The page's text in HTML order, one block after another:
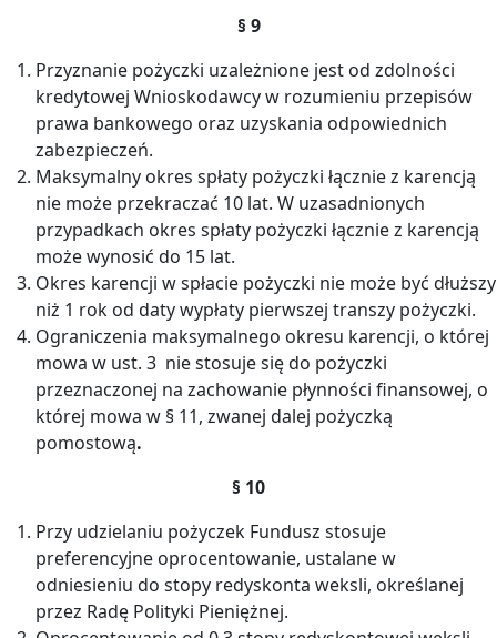
§ 9
Przyznanie pożyczki uzależnione jest od zdolności
kredytowej Wnioskodawcy w rozumieniu przepisów
prawa bankowego oraz uzyskania odpowiednich
zabezpieczeń.
Maksymalny okres spłaty pożyczki łącznie z karencją
nie może przekraczać 10 lat. W uzasadnionych
przypadkach okres spłaty pożyczki łącznie z karencją
może wynosić do 15 lat.
Okres karencji w spłacie pożyczki nie może być dłuższy
niż 1 rok od daty wypłaty pierwszej transzy pożyczki.
Ograniczenia maksymalnego okresu karencji, o której
mowa w ust. 3 nie stosuje się do pożyczki
przeznaczonej na zachowanie płynności finansowej, o
której mowa w § 11, zwanej dalej pożyczką
pomostową.
§ 10
Przy udzielaniu pożyczek Fundusz stosuje
preferencyjne oprocentowanie, ustalane w
odniesieniu do stopy redyskonta weksli, określanej
przez Radę Polityki Pieniężnej.